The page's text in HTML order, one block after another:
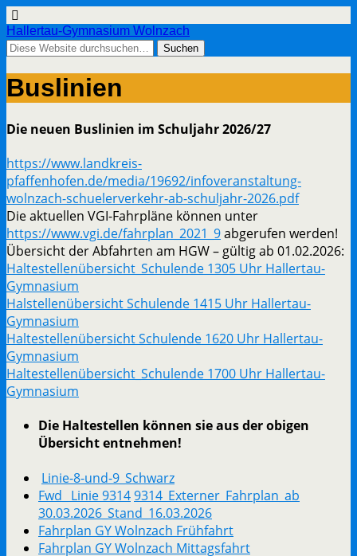
Hallertau-Gymnasium Wolnzach
Buslinien
Die neuen Buslinien im Schuljahr 2026/27
https://www.landkreis-
pfaffenhofen.de/media/19692/infoveranstaltung-
wolnzach-schuelerverkehr-ab-schuljahr-2026.pdf
Die aktuellen VGI-Fahrpläne können unter
https://www.vgi.de/fahrplan_2021_9abgerufen werden!
Übersicht der Abfahrten am HGW – gültig ab 01.02.2026:
Haltestellenübersicht_Schulende 1305 Uhr Hallertau-
Gymnasium
Halstellenübersicht Schulende 1415 Uhr Hallertau-
Gymnasium
Haltestellenübersicht Schulende 1620 Uhr Hallertau-
Gymnasium
Haltestellenübersicht_Schulende 1700 Uhr Hallertau-
Gymnasium
Die Haltestellen können sie aus der obigen
Übersicht entnehmen!
Linie-8-und-9_Schwarz
Fwd_ Linie 93149314_Externer_Fahrplan_ab
30.03.2026_Stand_16.03.2026
Fahrplan GY Wolnzach Frühfahrt
Fahrplan GY Wolnzach Mittagsfahrt